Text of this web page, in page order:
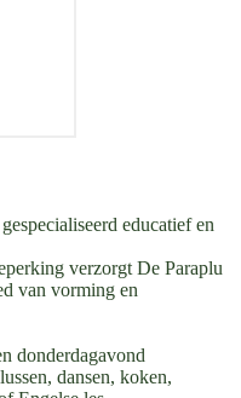
educatief en
verzorgt De Paraplu
van vorming en
donderdagavond
dansen, koken,